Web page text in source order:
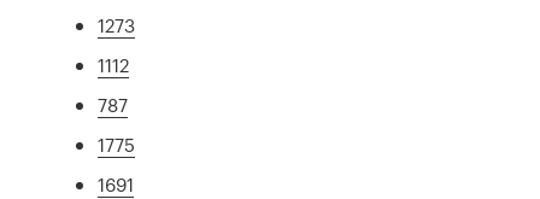
1273
1112
787
1775
1691